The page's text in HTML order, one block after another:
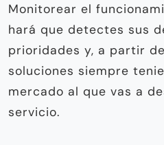
Monitorear el
hará que detectes sus
prioridades y, a partir
soluciones siempre
mercado al que vas a
servicio.